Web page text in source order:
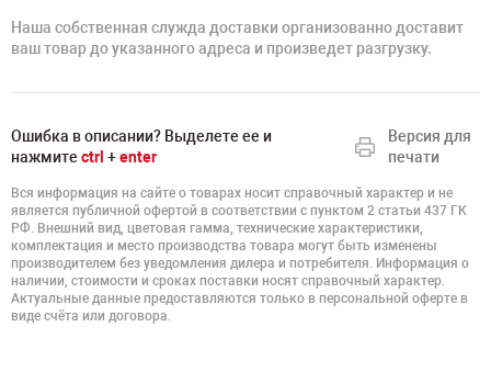
Наша собственная служда доставки организованно доставит
ваш товар до указанного адреса и произведет разгрузку.
Ошибка в описании? Выделете ее и
нажмите ctrl +enter
Версия для
печати
Вся информация на сайте о товарах носит справочный характер и не
является публичной офертой в соответствии с пунктом 2 статьи 437 ГК
РФ. Внешний вид, цветовая гамма, технические характеристики,
комплектация и место производства товара могут быть изменены
производителем без уведомления дилера и потребителя. Информация о
наличии, стоимости и сроках поставки носят справочный характер.
Актуальные данные предоставляются только в персональной оферте в
виде счёта или договора.